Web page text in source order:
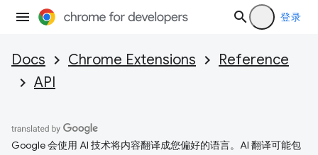
登录
Docs Chrome Extensions
Reference
API
Google 会使用 AI 技术将内容翻译成您偏好的语言。AI 翻译可能包